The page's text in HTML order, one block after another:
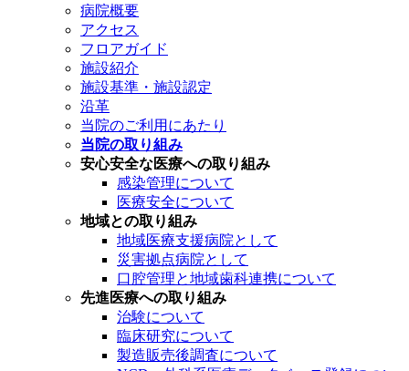
病院概要
アクセス
フロアガイド
施設紹介
施設基準・施設認定
沿革
当院のご利用にあたり
当院の取り組み
安心安全な医療への取り組み
感染管理について
医療安全について
地域との取り組み
地域医療支援病院として
災害拠点病院として
口腔管理と地域歯科連携について
先進医療への取り組み
治験について
臨床研究について
製造販売後調査について